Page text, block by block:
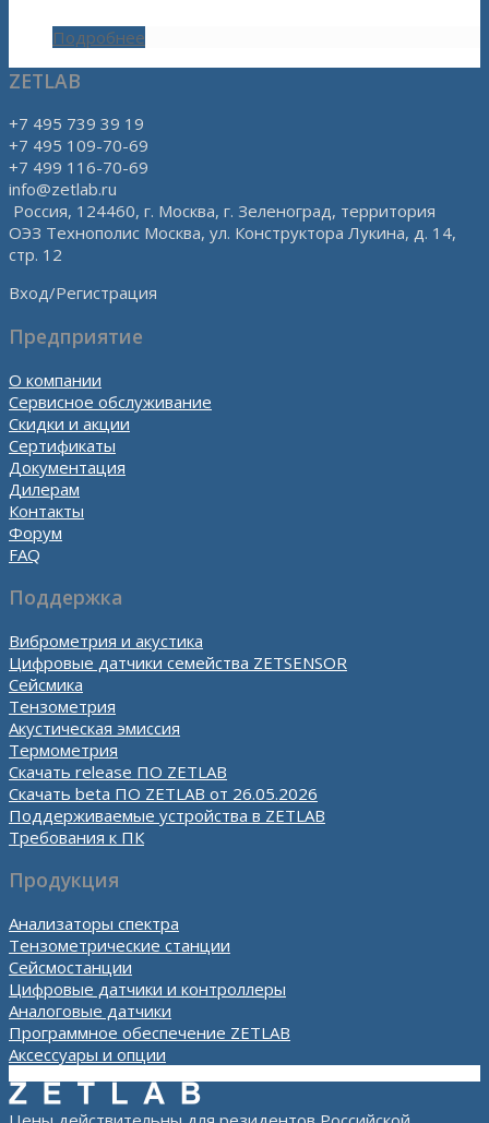
Подробнее
ZETLAB
+7 495 739 39 19
+7 495 109-70-69
+7 499 116-70-69
info@zetlab.ru
Россия, 124460, г. Москва, г. Зеленоград, территория
ОЭЗ Технополис Москва, ул. Конструктора Лукина, д. 14,
стр. 12
Вход/Регистрация
Предприятие
О компании
Сервисное обслуживание
Скидки и акции
Сертификаты
Документация
Дилерам
Контакты
Форум
FAQ
Поддержка
Виброметрия и акустика
Цифровые датчики семейства ZETSENSOR
Сейсмика
Тензометрия
Акустическая эмиссия
Термометрия
Скачать release ПО ZETLAB
Скачать beta ПО ZETLAB от 26.05.2026
Поддерживаемые устройства в ZETLAB
Требования к ПК
Продукция
Анализаторы спектра
Тензометрические станции
Сейсмостанции
Цифровые датчики и контроллеры
Аналоговые датчики
Программное обеспечение ZETLAB
Аксессуары и опции